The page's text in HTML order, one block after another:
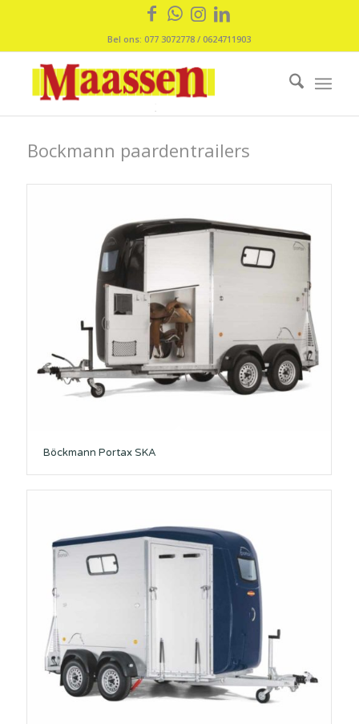
Bel ons: 077 3072778 / 0624711903
Bockmann paardentrailers
Böckmann Portax SKA